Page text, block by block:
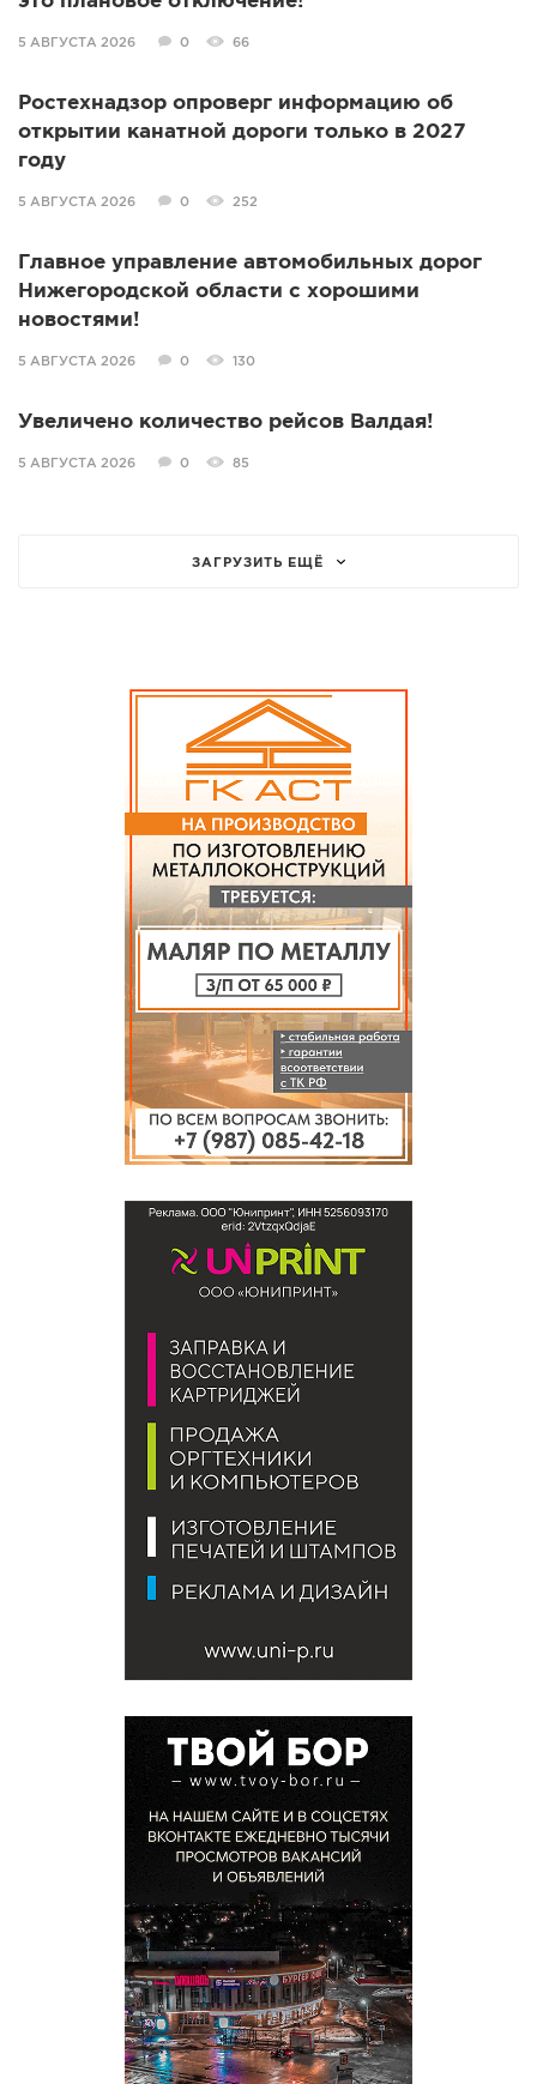
5 АВГУСТА 2026 0 66
Ростехнадзор опроверг информацию об
открытии канатной дороги только в 2027
году
5 АВГУСТА 2026 0 252
Главное управление автомобильных дорог
Нижегородской области с хорошими
новостями!
5 АВГУСТА 2026 0 130
Увеличено количество рейсов Валдая!
5 АВГУСТА 2026 0 85
ЗАГРУЗИТЬ ЕЩЁ